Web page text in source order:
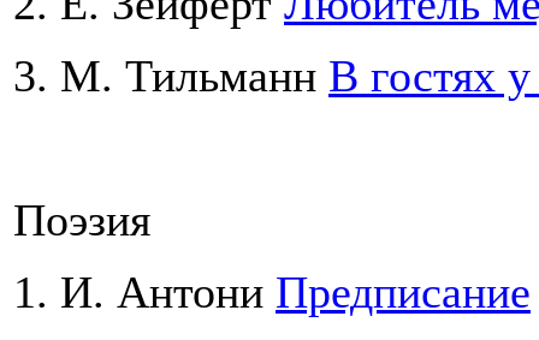
3. М. Тильманн В гостях
Поэзия
1. И. Антони Предписание